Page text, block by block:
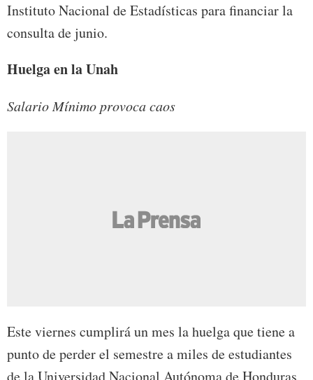
Instituto Nacional de Estadísticas para financiar la
consulta de junio.
Huelga en la Unah
Salario Mínimo provoca caos
Este viernes cumplirá un mes la huelga que tiene a
punto de perder el semestre a miles de estudiantes